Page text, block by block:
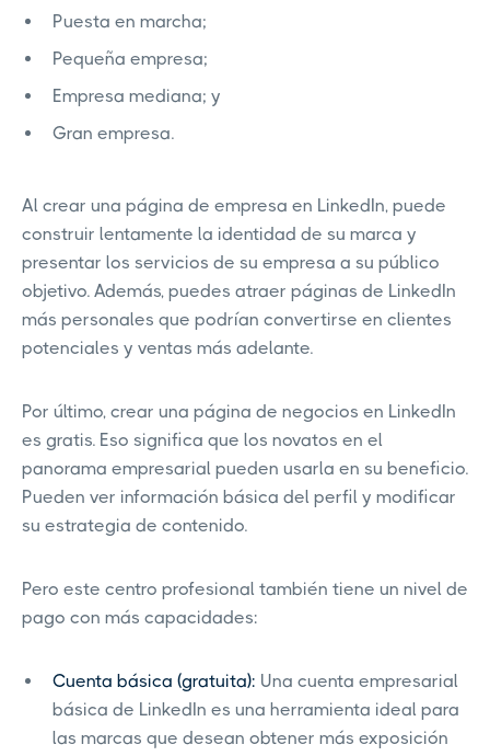
Puesta en marcha;
Pequeña empresa;
Empresa mediana; y
Gran empresa.
Al crear una página de empresa en LinkedIn, puede
construir lentamente la identidad de su marca y
presentar los servicios de su empresa a su público
objetivo. Además, puedes atraer páginas de LinkedIn
más personales que podrían convertirse en clientes
potenciales y ventas más adelante.
Por último, crear una página de negocios en LinkedIn
es gratis. Eso significa que los novatos en el
panorama empresarial pueden usarla en su beneficio.
Pueden ver información básica del perfil y modificar
su estrategia de contenido.
Pero este centro profesional también tiene un nivel de
pago con más capacidades:
Cuenta básica (gratuita): Una cuenta empresarial
básica de LinkedIn es una herramienta ideal para
las marcas que desean obtener más exposición